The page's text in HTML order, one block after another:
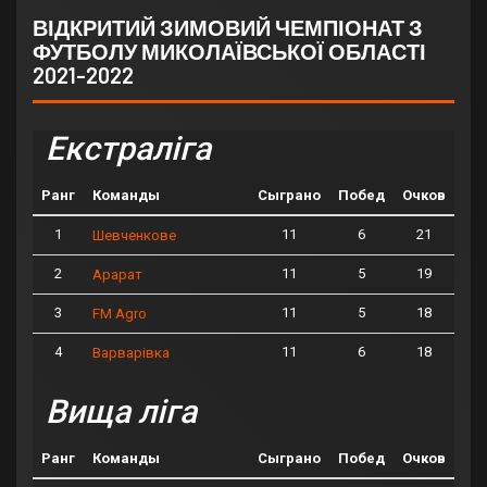
ВІДКРИТИЙ ЗИМОВИЙ ЧЕМПІОНАТ З
ФУТБОЛУ МИКОЛАЇВСЬКОЇ ОБЛАСТІ
2021-2022
Екстраліга
Ранг Команды Сыграно Побед Очков
1 Шевченкове 11 6 21
2 Арарат 11 5 19
3 FM Agro 11 5 18
4 Варварівка 11 6 18
Вища ліга
Ранг Команды Сыграно Побед Очков